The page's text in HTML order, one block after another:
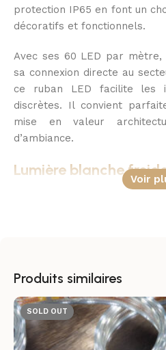
protection IP65 en font un
décoratifs et fonctionnels.
Avec ses 60 LED par
sa connexion directe au
ce ruban LED facilite les
discrètes. Il convient
mise en valeur
d’ambiance.
Lumière blanche
Installation directe et
Fonctionnant en 220-
Voir
Produits similaires
SOLD OUT